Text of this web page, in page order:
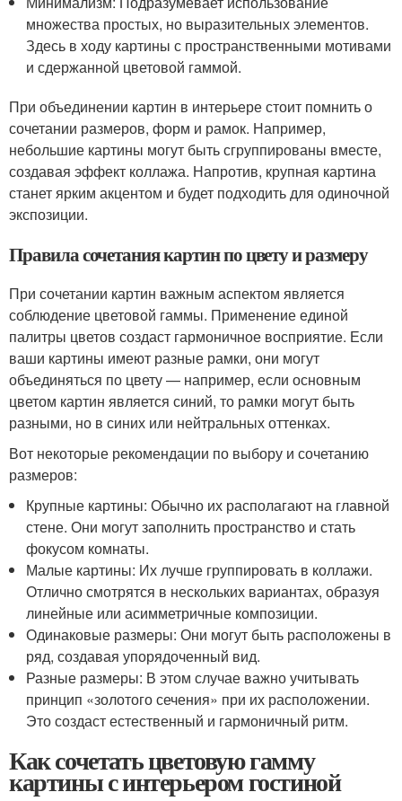
множества простых, но выразительных элементов.
Здесь в ходу картины с пространственными мотивами
и сдержанной цветовой гаммой.
При объединении картин в интерьере стоит помнить о
сочетании размеров, форм и рамок. Например,
небольшие картины могут быть сгруппированы вместе,
создавая эффект коллажа. Напротив, крупная картина
станет ярким акцентом и будет подходить для одиночной
экспозиции.
Правила сочетания картин по цвету и размеру
При сочетании картин важным аспектом является
соблюдение цветовой гаммы. Применение единой
палитры цветов создаст гармоничное восприятие. Если
ваши картины имеют разные рамки, они могут
объединяться по цвету — например, если основным
цветом картин является синий, то рамки могут быть
разными, но в синих или нейтральных оттенках.
Вот некоторые рекомендации по выбору и сочетанию
размеров:
Крупные картины: Обычно их располагают на главной
стене. Они могут заполнить пространство и стать
фокусом комнаты.
Малые картины: Их лучше группировать в коллажи.
Отлично смотрятся в нескольких вариантах, образуя
линейные или асимметричные композиции.
Одинаковые размеры: Они могут быть расположены в
ряд, создавая упорядоченный вид.
Разные размеры: В этом случае важно учитывать
принцип «золотого сечения» при их расположении.
Это создаст естественный и гармоничный ритм.
Как сочетать цветовую гамму
картины с интерьером гостиной